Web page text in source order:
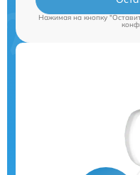
Нажимая на кнопку